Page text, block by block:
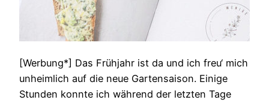
[Werbung*] Das Frühjahr ist da und ich freu‘ mich
unheimlich auf die neue Gartensaison. Einige
Stunden konnte ich während der letzten Tage